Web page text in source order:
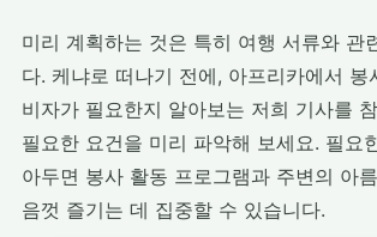
미리 계획하는 것은 특히 여행 서류와 관
다. 케냐로 떠나기 전에, 아프리카에서 봉
비자가 필요한지 알아보는 저희 기사를
필요한 요건을 미리 파악해 보세요. 필요
아두면 봉사 활동 프로그램과 주변의 아
음껏 즐기는 데 집중할 수 있습니다.